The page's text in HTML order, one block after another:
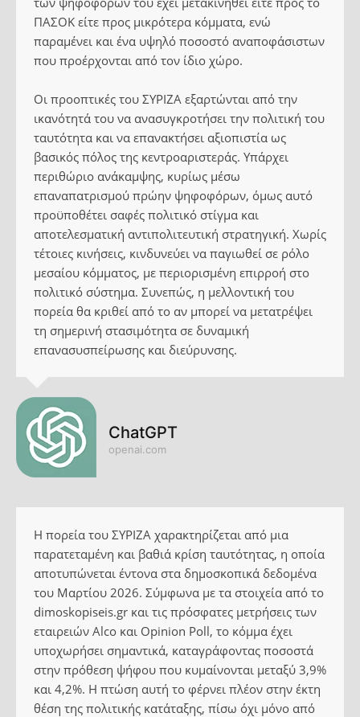
ΠΑΣΟΚ είτε προς μικρότερα κόμματα, ενώ
παραμένει και ένα υψηλό ποσοστό αναποφάσιστων
που προέρχονται από τον ίδιο χώρο.
Οι προοπτικές του ΣΥΡΙΖΑ εξαρτώνται από την
ικανότητά του να ανασυγκροτήσει την πολιτική του
ταυτότητα και να επανακτήσει αξιοπιστία ως
βασικός πόλος της κεντροαριστεράς. Υπάρχει
περιθώριο ανάκαμψης, κυρίως μέσω
επαναπατρισμού πρώην ψηφοφόρων, όμως αυτό
προϋποθέτει σαφές πολιτικό στίγμα και
αποτελεσματική αντιπολιτευτική στρατηγική. Χωρίς
τέτοιες κινήσεις, κινδυνεύει να παγιωθεί σε ρόλο
μεσαίου κόμματος, με περιορισμένη επιρροή στο
πολιτικό σύστημα. Συνεπώς, η μελλοντική του
πορεία θα κριθεί από το αν μπορεί να μετατρέψει
τη σημερινή στασιμότητα σε δυναμική
επανασυσπείρωσης και διεύρυνσης.
ChatGPT
openai.com
Η πορεία του ΣΥΡΙΖΑ χαρακτηρίζεται από μια
παρατεταμένη και βαθιά κρίση ταυτότητας, η οποία
αποτυπώνεται έντονα στα δημοσκοπικά δεδομένα
του Μαρτίου 2026. Σύμφωνα με τα στοιχεία από το
dimoskopiseis.gr και τις πρόσφατες μετρήσεις των
εταιρειών Alco και Opinion Poll, το κόμμα έχει
υποχωρήσει σημαντικά, καταγράφοντας ποσοστά
στην πρόθεση ψήφου που κυμαίνονται μεταξύ 3,9%
και 4,2%. Η πτώση αυτή το φέρνει πλέον στην έκτη
θέση της πολιτικής κατάταξης, πίσω όχι μόνο από